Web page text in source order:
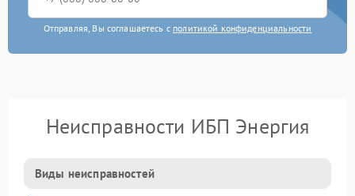
Отправляя, Вы соглашаетесь с политикой конфиденциальности
Неисправности ИБП Энергия
Виды неисправностей